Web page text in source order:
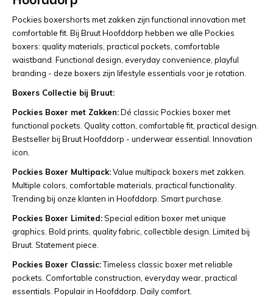
Pockies boxershorts met zakken zijn functional innovation met
comfortable fit. Bij Bruut Hoofddorp hebben we alle Pockies
boxers: quality materials, practical pockets, comfortable
waistband. Functional design, everyday convenience, playful
branding - deze boxers zijn lifestyle essentials voor je rotation.
Boxers Collectie bij Bruut:
Pockies Boxer met Zakken:Dé classic Pockies boxer met
functional pockets. Quality cotton, comfortable fit, practical design.
Bestseller bij Bruut Hoofddorp - underwear essential. Innovation
icon.
Pockies Boxer Multipack:Value multipack boxers met zakken.
Multiple colors, comfortable materials, practical functionality.
Trending bij onze klanten in Hoofddorp. Smart purchase.
Pockies Boxer Limited:Special edition boxer met unique
graphics. Bold prints, quality fabric, collectible design. Limited bij
Bruut. Statement piece.
Pockies Boxer Classic:Timeless classic boxer met reliable
pockets. Comfortable construction, everyday wear, practical
essentials. Populair in Hoofddorp. Daily comfort.